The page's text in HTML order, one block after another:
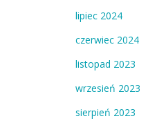
lipiec 2024
czerwiec 2024
listopad 2023
wrzesień 2023
sierpień 2023